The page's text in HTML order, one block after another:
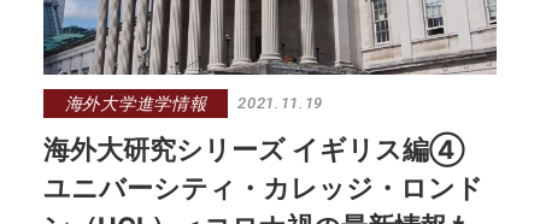
海外大学進学情報 2021.11.19
海外大研究シリーズ イギリス編④
ユニバーシティ・カレッジ・ロンド